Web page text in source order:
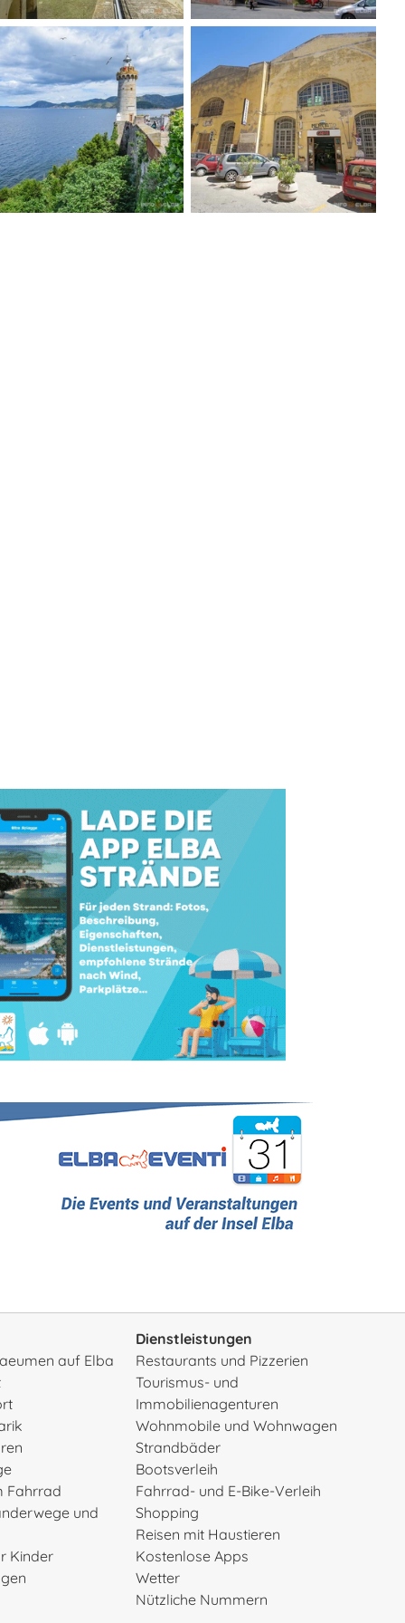
auf Elba
Fahrrad
und
Kinder
Dienstleistungen
Restaurants und Pizzerien
Tourismus- und
Immobilienagenturen
Wohnmobile und Wohnwagen
Strandbäder
Bootsverleih
Fahrrad- und E-Bike-Verleih
Shopping
Reisen mit Haustieren
Kostenlose Apps
Wetter
Nützliche Nummern